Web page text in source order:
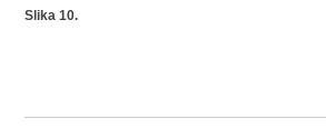
Slika 10.